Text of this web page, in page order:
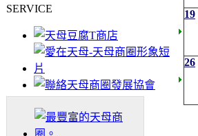
SERVICE 19
26